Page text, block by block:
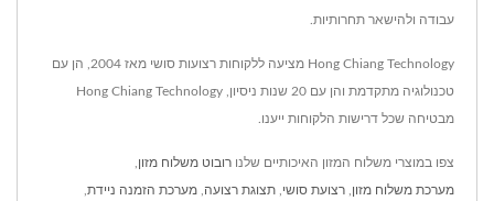
עבודה ולהישאר תחרותיות.
Hong Chiang Technology מציעה ללקוחות רצועות סושי מאז 2004, הן עם
טכנולוגיה מתקדמת והן עם 20 שנות ניסיון, Hong Chiang Technology
מבטיחה שכל דרישות הלקוחות ייענו.
צפו במוצרי משלוח המזון האיכותיים שלנו רובוט משלוח מזון
מערכת משלוח מזון רצועת סושי תצוגת רצועה מערכת הזמנה ניידת